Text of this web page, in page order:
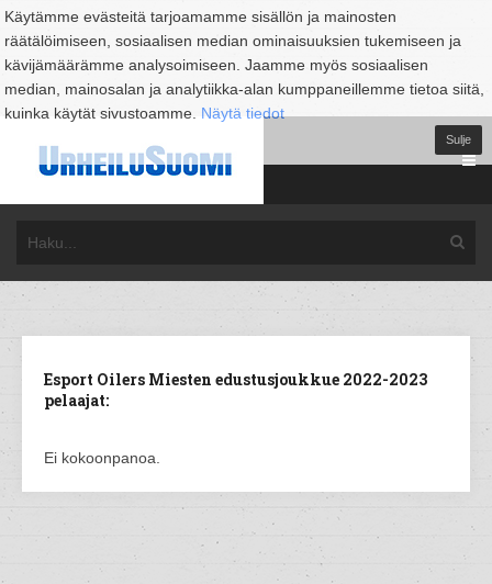
Käytämme evästeitä tarjoamamme sisällön ja mainosten
räätälöimiseen, sosiaalisen median ominaisuuksien tukemiseen ja
kävijämäärämme analysoimiseen. Jaamme myös sosiaalisen
median, mainosalan ja analytiikka-alan kumppaneillemme tietoa siitä,
kuinka käytät sivustoamme. Näytä tiedot
Sulje
Esport Oilers Miesten edustusjoukkue 2022-2023
pelaajat:
Ei kokoonpanoa.